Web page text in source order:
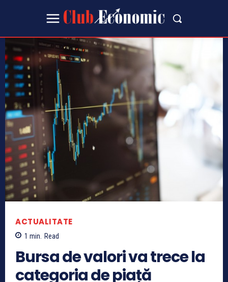
ACTUALITATE
1 min. Read
Bursa de valori va trece la
categoria de piață